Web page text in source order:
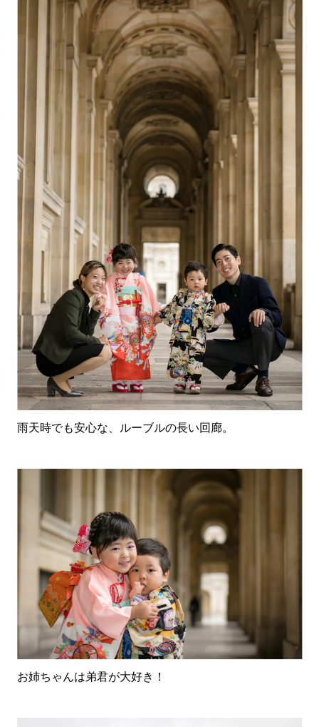
雨天時でも安心な、ルーブルの長い回廊。
お姉ちゃんは弟君が大好き！